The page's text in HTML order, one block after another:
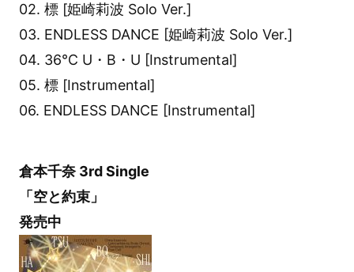
02. 標 [姫崎莉波 Solo Ver.]
03. ENDLESS DANCE [姫崎莉波 Solo Ver.]
04. 36℃ U・B・U [Instrumental]
05. 標 [Instrumental]
06. ENDLESS DANCE [Instrumental]
倉本千奈 3rd Single
「空と約束」
発売中